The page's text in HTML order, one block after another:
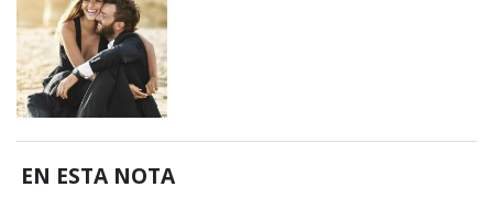
EN ESTA NOTA